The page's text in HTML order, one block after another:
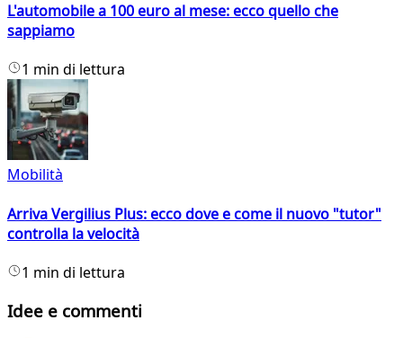
L'automobile a 100 euro al mese: ecco quello che
sappiamo
1 min di lettura
Mobilità
Arriva Vergilius Plus: ecco dove e come il nuovo "tutor"
controlla la velocità
1 min di lettura
Idee e commenti